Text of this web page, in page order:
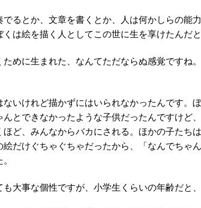
でるとか、文章を書くとか、人は何かしらの能
くは絵を描く人としてこの世に生を享けたんだと
ために生まれた、なんてただならぬ感覚ですね
いけれど描かずにはいられなかったんです。
んとできなかったような子供だったんですけど
ほど、みんなからバカにされる。ほかの子たち
絵だけぐちゃぐちゃだったから、「なんでちゃ
も大事な個性ですが、小学生くらいの年齢だと